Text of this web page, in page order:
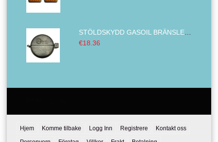
€18.36
Hjem Komme tilbake Logg Inn Registrere
Kontakt oss